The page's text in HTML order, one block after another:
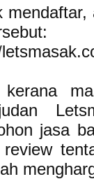
mendaftar,
kerana
jasa
review